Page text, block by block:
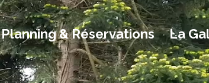
Planning & Réservations La